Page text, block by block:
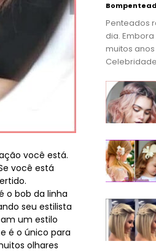
você está.
você está
o bob da linha
seu estilista
um estilo
é o único para
olhares
Penteados
dia.
muitos